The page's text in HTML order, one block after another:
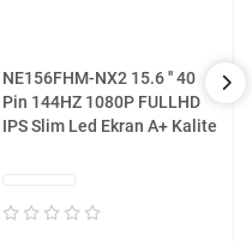
NE156FHM-NX2 15.6 '' 40
Pin 144HZ 1080P FULLHD
IPS Slim Led Ekran A+ Kalite